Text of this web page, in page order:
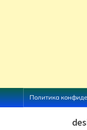
Skip
to
Политика